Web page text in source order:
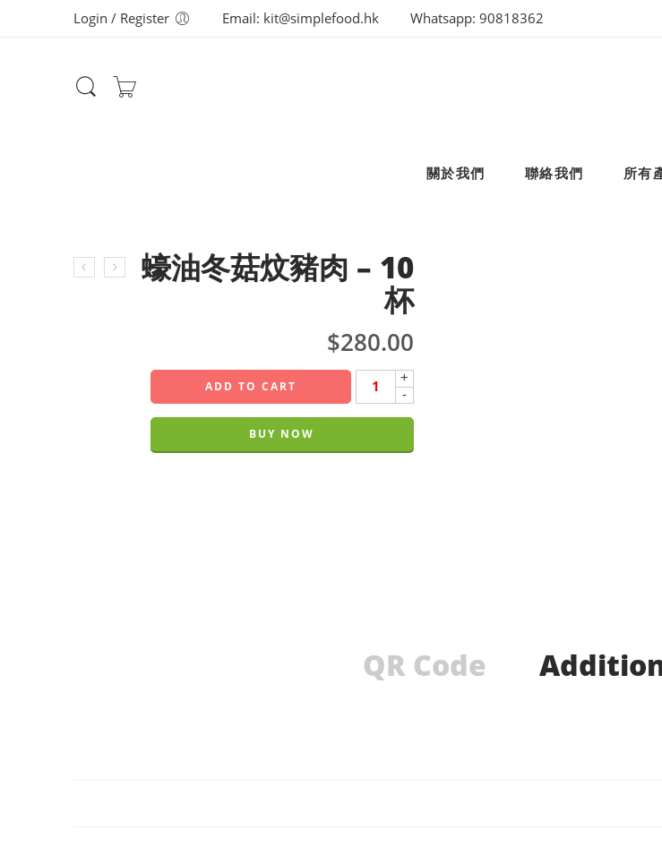
Whatsapp: 90818362
Email: kit@simplefood.hk
Login / Register
所有
聯絡我們
關於我們
蠔油冬菇炆豬肉 – 10
杯
$280.00
+
-
ADD TO CART
BUY NOW
QR Code